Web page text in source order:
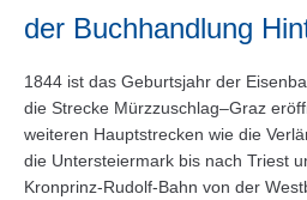
der Buchhandlung
1844 ist das Geburtsjahr der
die Strecke Mürzzuschlag–Graz
weiteren Hauptstrecken wie die
die Untersteiermark bis nach Triest
Kronprinz-Rudolf-Bahn von der